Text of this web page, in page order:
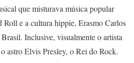
que misturava música popular
e a cultura hippie, Erasmo Carlos
Inclusive, visualmente o artista
astro Elvis Presley, o Rei do Rock.